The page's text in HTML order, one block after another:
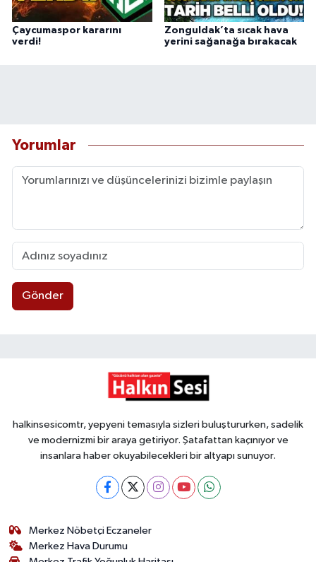
Çaycumaspor kararını
verdi!
Zonguldak’ta sıcak hava
yerini sağanağa bırakacak
Yorumlar
Gönder
halkinsesicomtr, yepyeni temasıyla sizleri buluştururken, sadelik
ve modernizmi bir araya getiriyor. Şatafattan kaçınıyor ve
insanlara haber okuyabilecekleri bir altyapı sunuyor.
Merkez Nöbetçi Eczaneler
Merkez Hava Durumu